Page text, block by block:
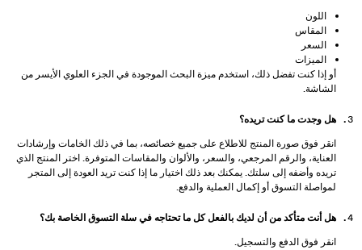
اللون
المقاس
السعر
الميزات
أو إذا كنت تفضل ذلك، استخدم ميزة البحث الموجودة في الجزء العلوي الأيسر من
الشاشة.
هل وجدت ما كنت تريده؟
انقر فوق صورة المنتج للاطلاع على جميع خصائصه، بما في ذلك الخامات وإرشادات
العناية، والرقم المرجعي، والسعر، والألوان والمقاسات المتوفرة. اختر المنتج الذي
تريده وأضفه إلى سلتك. يمكنك بعد ذلك اختيار ما إذا كنت تريد العودة إلى المتجر
لمواصلة التسوق أو إكمال العملية والدفع.
هل أنت متأكد من أن لديك بالفعل كل ما تحتاجه في سلة التسوق الخاصة بك؟
انقر فوق الدفع والتسجيل.